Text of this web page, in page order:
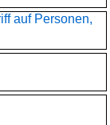
auf Personen,